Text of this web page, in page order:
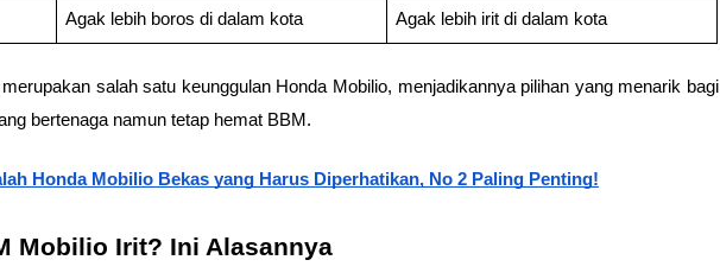
Agak lebih boros di dalam kota Agak lebih irit di dalam kota
salah satu keunggulan Honda Mobilio, menjadikannya pilihan yang menarik bagi
bertenaga namun tetap hemat BBM.
Honda Mobilio Bekas yang Harus Diperhatikan, No 2 Paling Penting!
Mobilio Irit? Ini Alasannya